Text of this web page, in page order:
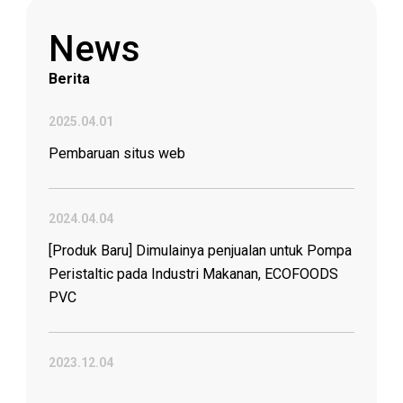
News
Berita
2025.04.01
Pembaruan situs web
2024.04.04
[Produk Baru] Dimulainya penjualan untuk Pompa
Peristaltic pada Industri Makanan, ECOFOODS
PVC
2023.12.04